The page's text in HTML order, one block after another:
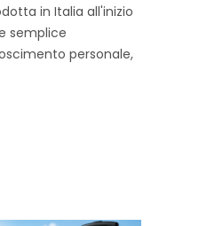
in Italia all'inizio
semplice
personale,